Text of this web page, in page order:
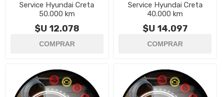
Service Hyundai Creta
50.000 km
$U 12.078
Service Hyundai Creta
40.000 km
$U 14.097